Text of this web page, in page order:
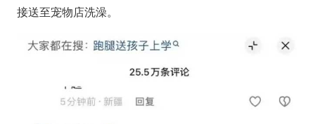
接送至宠物店洗澡。